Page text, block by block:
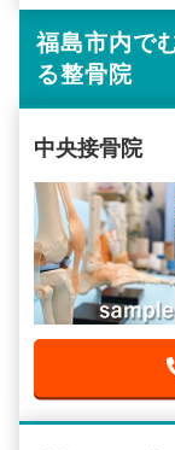
福島市内で
る整骨院
中央接骨院